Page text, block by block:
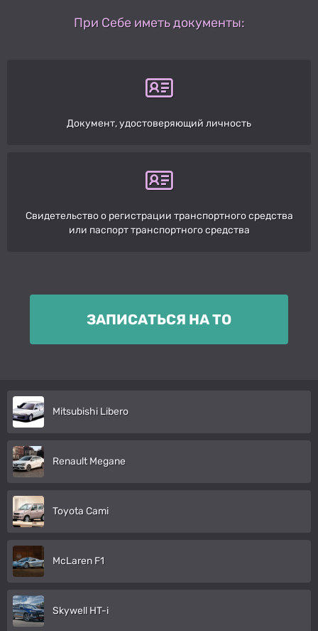
При Себе иметь документы:
Документ, удостоверяющий личность
Свидетельство о регистрации транспортного средства
или паспорт транспортного средства
ЗАПИСАТЬСЯ НА ТО
Mitsubishi Libero
Renault Megane
Toyota Cami
McLaren F1
Skywell HT-i